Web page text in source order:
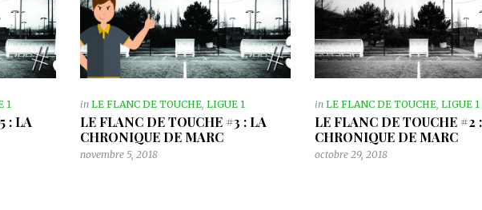
1
: LA
inLE FLANC DE TOUCHE ,LIGUE 1
LE FLANC DE TOUCHE #3 : LA
CHRONIQUE DE MARC
novembre 5, 2018
in LE FLANC DE TOUCHE, LIGUE 1
LE FLANC DE TOUCHE #2
CHRONIQUE DE MARC
octobre 29, 2018